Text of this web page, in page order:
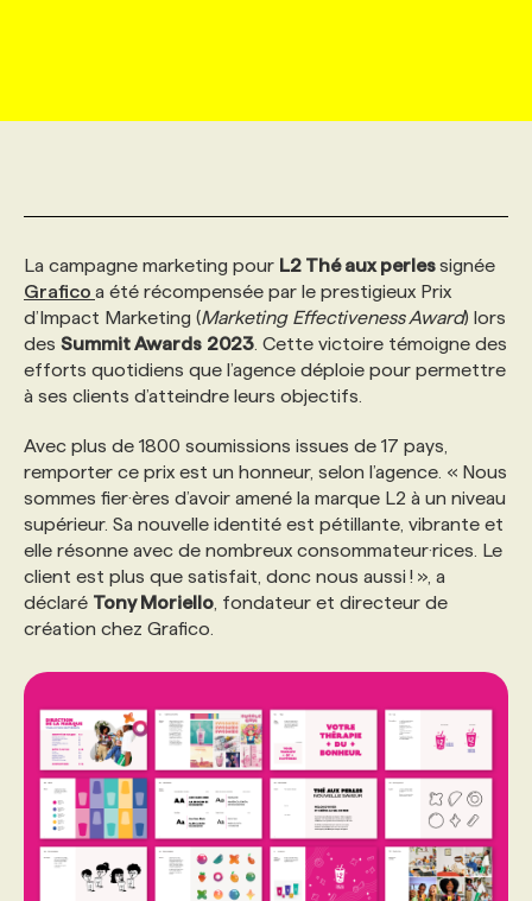
INITIATIVES NUMÉRIQUES
PRIX ET DISTINCTIONS
TENDANCES
MARKETING DURABLE
GEO/SEO
ÉVÉNEMENTIEL
NOS AUTEUR‧RICES
ANNONCEZ AVEC NOUS
PROFIL ENTREPRISE
FAQ
ANNONCEZ AVEC NOUS
PROFIL CANDIDAT
ANNONCEZ AVEC NOUS
NOS PARCOURS DE FORMATIONS
FORMATIONS PERSONNALISÉES
NOS FORMATEUR‧RICES
POURQUOI CHOISIR NOS FORMATIONS
NOS TARIFS
PROGRAMMES DE SUBVENTIONS
ANNONCEZ AVEC NOUS
SERVICE DE CHASSE DE TÊTE
NOS TARIFS
NOS EXPERTISES
FAQ
ANNONCEZ AVEC NOUS
La campagne marketing pour L2 Thé aux perlessignée
Grafico a été récompensée par le prestigieux Prix
d’Impact Marketing (Marketing Effectiveness Award) lors
des Summit Awards 2023 . Cette victoire témoigne des
efforts quotidiens que l’agence déploie pour permettre
à ses clients d’atteindre leurs objectifs.
Avec plus de 1800 soumissions issues de 17 pays,
remporter ce prix est un honneur, selon l’agence. « Nous
sommes fier·ères d’avoir amené la marque L2 à un niveau
supérieur. Sa nouvelle identité est pétillante, vibrante et
elle résonne avec de nombreux consommateur·rices. Le
client est plus que satisfait, donc nous aussi ! », a
déclaré Tony Moriello , fondateur et directeur de
création chez Grafico.